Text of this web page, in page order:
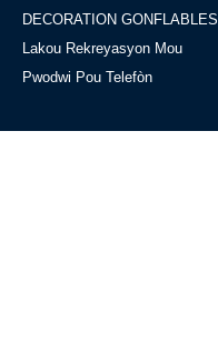
DECORATION GONFLABLES
Lakou Rekreyasyon Mou
Pwodwi Pou Telefòn